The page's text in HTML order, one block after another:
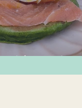
d'épinards